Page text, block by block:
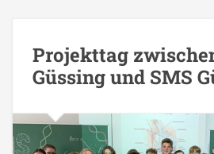
Projekttag
Güssing und SMS